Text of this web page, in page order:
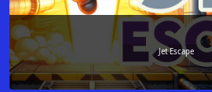
Jet Escape